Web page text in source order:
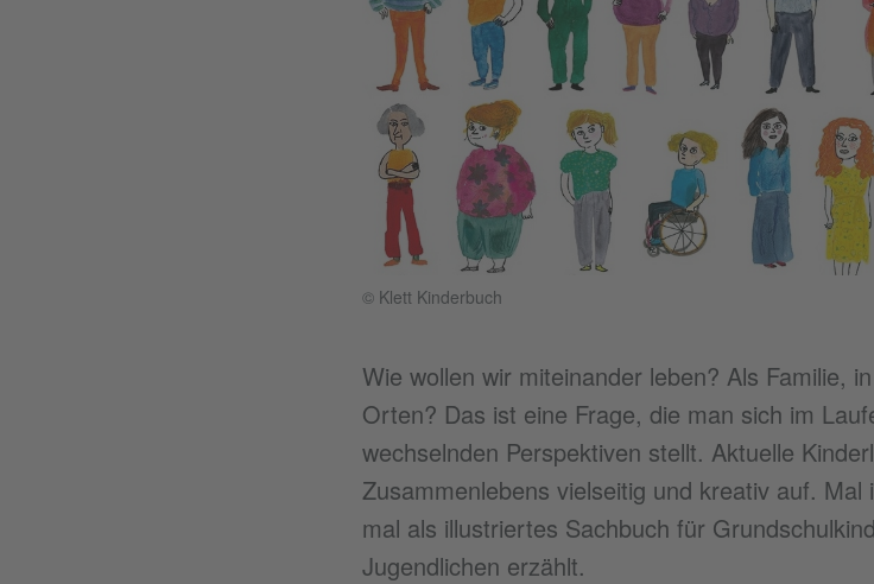
© Klett Kinderbuch
Wie wollen wir miteinander leben? Als Familie,
Orten? Das ist eine Frage, die man sich im
wechselnden Perspektiven stellt. Aktuelle
Zusammenlebens vielseitig und kreativ auf.
mal als illustriertes Sachbuch für
Jugendlichen erzählt.